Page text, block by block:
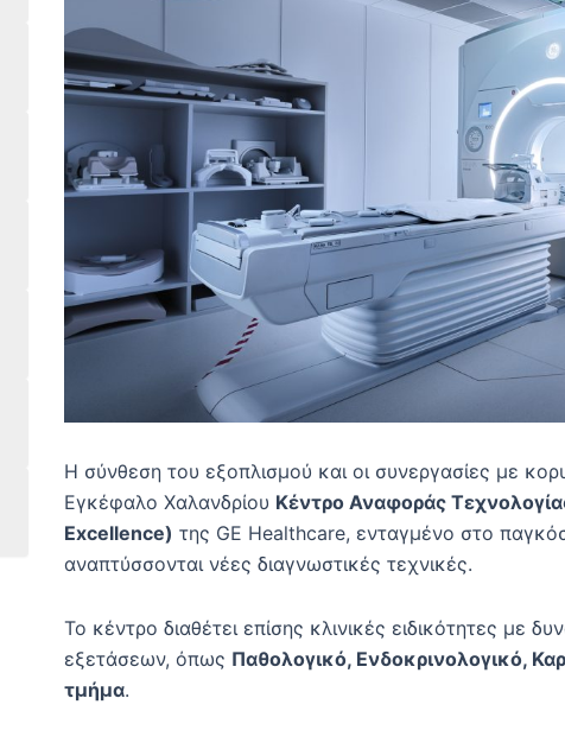
Η σύνθεση του εξοπλισμού και οι συνεργασίες με
Εγκέφαλο Χαλανδρίου Κέντρο Αναφοράς
Excellence) της GE Healthcare, ενταγμένο στο
αναπτύσσονται νέες διαγνωστικές τεχνικές.
Το κέντρο διαθέτει επίσης κλινικές ειδικότητες με
εξετάσεων, όπως Παθολογικό, Ενδοκρινολογικό,
τμήμα.